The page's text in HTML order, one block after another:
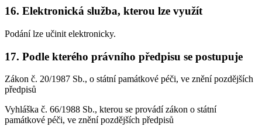
16. Elektronická služba, kterou lze využít
Podání lze učinit elektronicky.
17. Podle kterého právního předpisu se postupuje
Zákon č. 20/1987 Sb., o státní památkové péči, ve znění pozdějších
předpisů
Vyhláška č. 66/1988 Sb., kterou se provádí zákon o státní
památkové péči, ve znění pozdějších předpisů